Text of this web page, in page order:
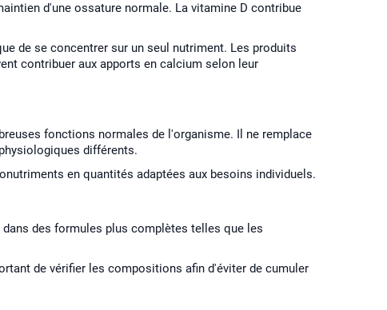
d'une ossature normale. La vitamine D contribue
de se concentrer sur un seul nutriment. Les produits
contribuer aux apports en calcium selon leur
fonctions normales de l'organisme. Il ne remplace
différents.
en quantités adaptées aux besoins individuels.
des formules plus complètes telles que les
de vérifier les compositions afin d'éviter de cumuler